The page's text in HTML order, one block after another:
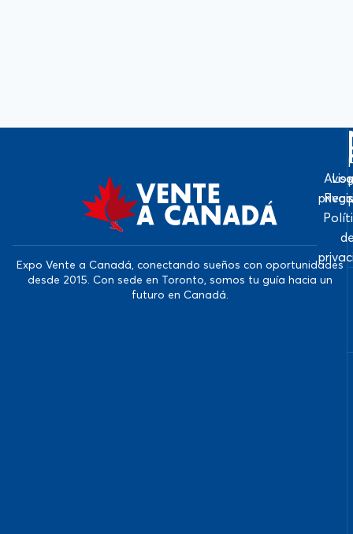
Expo Vente a Canadá, conectando sueños con oportunidades
desde 2015. Con sede en Toronto, somos tu guía hacia un
futuro en Canadá.